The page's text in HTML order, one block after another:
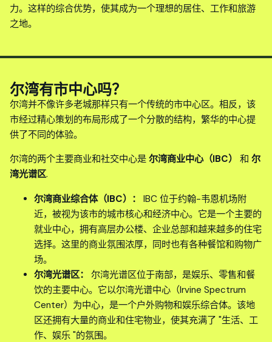
力。这样的综合优势，使其成为一个理想的居住、工作和旅游
之地。
尔湾有市中心吗？
尔湾并不像许多老城那样只有一个传统的市中心区。相反，该
市经过精心策划的布局形成了一个分散的结构，繁华的中心提
供了不同的体验。
尔湾的两个主要商业和社交中心是 尔湾商业中心（IBC） 和 尔
湾光谱区.
尔湾商业综合体（IBC）：
IBC 位于约翰-韦恩机场附
近，被视为该市的城市核心和经济中心。它是一个主要的
就业中心，拥有高层办公楼、企业总部和越来越多的住宅
选择。这里的商业氛围浓厚，同时也有各种餐馆和购物广
场。
尔湾光谱区：
尔湾光谱区位于南部，是娱乐、零售和餐
饮的主要中心。它以尔湾光谱中心（Irvine Spectrum
Center）为中心，是一个户外购物和娱乐综合体。该地
区还拥有大量的商业和住宅物业，使其充满了 "生活、工
作、娱乐 "的氛围。